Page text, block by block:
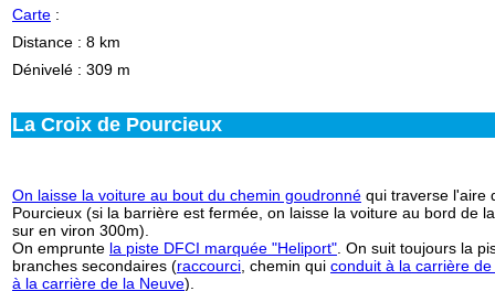
Carte :
Distance : 8 km
Dénivelé : 309 m
La Croix de Pourcieux
On laisse la voiture au bout du chemin goudronné qui traverse l'aire
Pourcieux (si la barrière est fermée, on laisse la voiture au bord de
sur en viron 300m).
On emprunte la piste DFCI marquée "Heliport" . On suit toujours la
branches secondaires (raccourci , chemin qui conduit à la carrière de
à la carrière de la Neuve).